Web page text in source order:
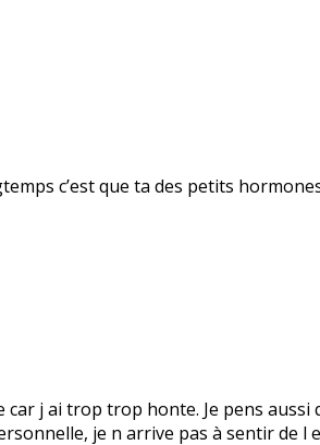
c’est que ta des petits
j ai trop trop honte. Je pens aussi
je n arrive pas à sentir de l